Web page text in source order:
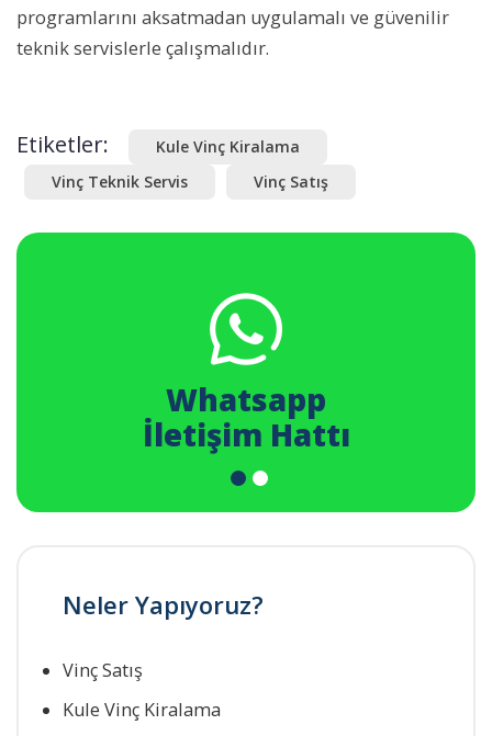
programlarını aksatmadan uygulamalı ve güvenilir
teknik servislerle çalışmalıdır.
Etiketler:
Kule Vinç Kiralama
Vinç Teknik Servis
Vinç Satış
Whatsapp
İletişim Hattı
Neler Yapıyoruz?
Vinç Satış
Kule Vinç Kiralama